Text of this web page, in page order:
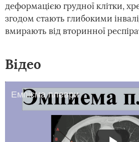
деформацією грудної клітки,
згодом стають глибокими
вмирають від вторинної
Відео
Емпієма плеври